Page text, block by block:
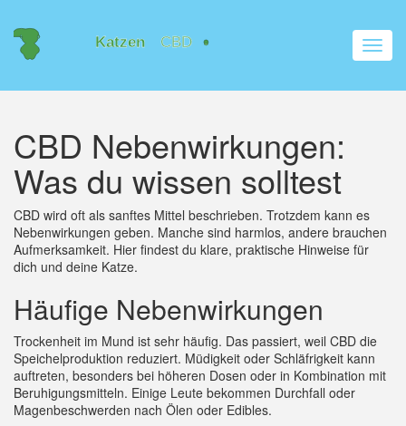
CBD Nebenwirkungen:
Was du wissen solltest
CBD wird oft als sanftes Mittel beschrieben. Trotzdem kann es
Nebenwirkungen geben. Manche sind harmlos, andere brauchen
Aufmerksamkeit. Hier findest du klare, praktische Hinweise für
dich und deine Katze.
Häufige Nebenwirkungen
Trockenheit im Mund ist sehr häufig. Das passiert, weil CBD die
Speichelproduktion reduziert. Müdigkeit oder Schläfrigkeit kann
auftreten, besonders bei höheren Dosen oder in Kombination mit
Beruhigungsmitteln. Einige Leute bekommen Durchfall oder
Magenbeschwerden nach Ölen oder Edibles.